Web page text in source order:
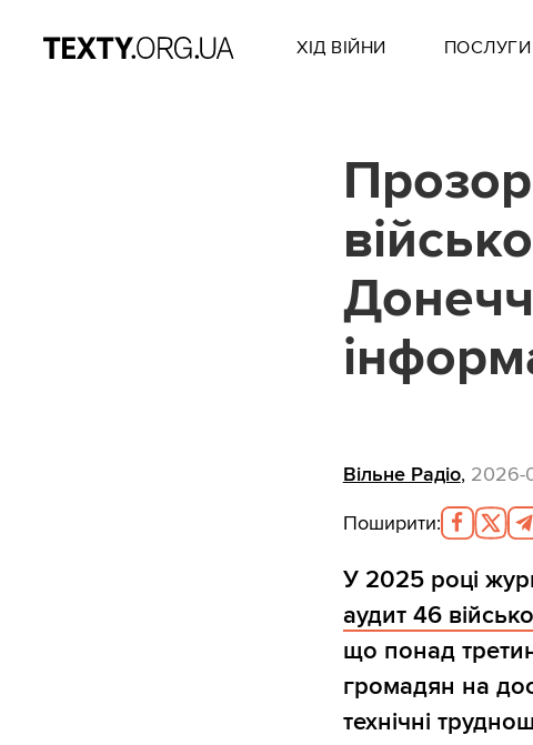
ХІД ВІЙНИ ПОСЛУГИ
Вільне Радіо, 2026-
Поширити:
У 2025 році
аудит 46
що понад
громадян на
технічні